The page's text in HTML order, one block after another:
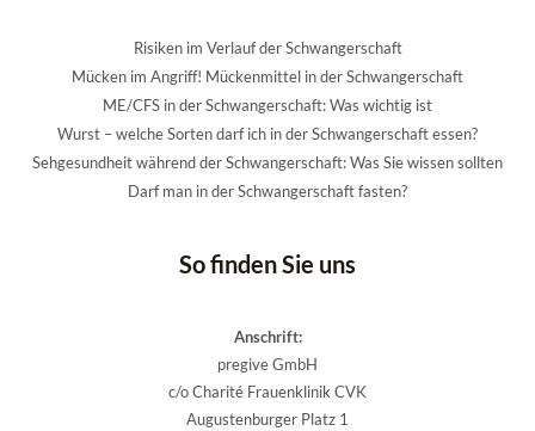
Risiken im Verlauf der Schwangerschaft
Mücken im Angriff! Mückenmittel in der Schwangerschaft
ME/CFS in der Schwangerschaft: Was wichtig ist
Wurst – welche Sorten darf ich in der Schwangerschaft essen?
Sehgesundheit während der Schwangerschaft: Was Sie wissen sollten
Darf man in der Schwangerschaft fasten?
So finden Sie uns
Anschrift:
pregive GmbH
c/o Charité Frauenklinik CVK
Augustenburger Platz 1